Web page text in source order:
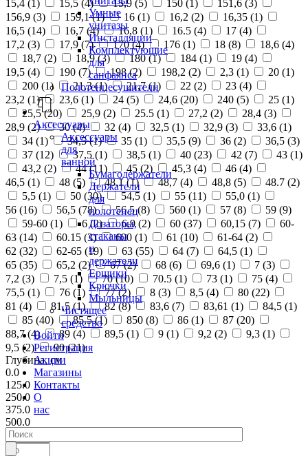
Умные
унитазы
Инсталляции
Комплектующие
для
санфаянса
Полотенцесушители
Аксессуары
Аксессуары
для
ванной
Бумагодержатели
Держатели
для
полотенец
Дозаторы,
стаканы
и
держатели
Ершики
Крючки
Мыльницы
Чистящее
средство
Войти
Регистрация
Акции
Магазины
Контакты
О
нас
15,4 (1 ) 15,5 (4) 15,9 (5) 150 (1 ) 151,6 (3)
156,9 (3) 159,1 (1) 16 (1) 16,2 (2) 16,35 (1)
16,5 (14) 16,7 (4) 16,8 (1) 16.5 (4) 17 (4)
17,2 (3) 17,9 (7) 170 (4) 176 (1) 18 (8) 18,6 (4)
18,7 (2) 18,9 (3) 180 (1) 184 (1) 19 (4)
19,5 (4) 190 (7) 198 (2) 198,2 (2) 2,3 (1) 20 (1)
200 (1) 21,3 (1) 21,7 (1) 22 (2) 23 (4)
23,2 (1) 23,6 (1) 24 (5) 24,6 (20) 240 (5) 25 (1)
25,5 (20) 25,9 (2) 25.5 (1) 27,2 (2) 28,4 (3)
28,9 (2) 30 (4) 32 (4) 32,5 (1) 32,9 (3) 33,6 (1)
34 (1) 34,5 (1) 35 (1) 35,5 (9) 36 (2) 36,5 (3)
37 (12) 37,5 (1) 38,5 (1) 40 (23) 42 (7) 43 (1)
43,2 (2) 44 (11) 45 (2) 45,3 (4) 46 (4)
46,5 (1) 48 (5) 48,1 (1) 48,7 (4) 48,8 (5) 48.7 (2)
5,5 (1) 50 (30) 54,5 (1) 55 (11) 55,0 (1)
56 (16) 56,5 (78) 56.5 (8) 560 (1) 57 (8) 59 (9)
59-60 (1) 6 (2) 6,9 (2) 60 (37) 60,15 (7)
60-
63 (14) 60.15 (3) 600 (1) 61 (10) 61-64 (2)
62 (32) 62-65 (19) 63 (55) 64 (7) 64,5 (1)
65 (35) 65,2 (2) 67 (2) 68 (6) 69,6 (1) 7 (3)
7,2 (3) 7,5 (1) 70 (10) 70.5 (1) 73 (1) 75 (4)
75,5 (1) 76 (1) 77 (2) 8 (3) 8,5 (4) 80 (22)
81 (4) 81,5 (1) 82 (8) 83,6 (7) 83,61 (1) 84,5 (1)
85 (40) 85,5 (1) 850 (8) 86 (1) 87 (20)
88,7 (4) 89 (4) 89,5 (1) 9 (1) 9,2 (2) 9,3 (1)
9,5 (2) 90 (21)
Глубина, см
0.0
125.0
250.0
375.0
500.0